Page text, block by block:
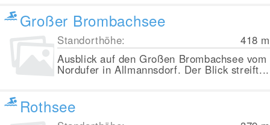
Großer Brombachsee
Standorthöhe: 418 m
Ausblick auf den Großen Brombachsee vom
Nordufer in Allmannsdorf. Der Blick streift...
Rothsee